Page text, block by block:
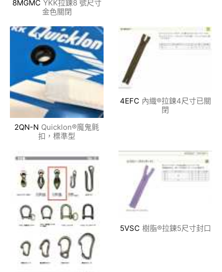
8MGMC YKK拉鍊8 號尺寸
金色關閉
2QN-N Quicklon®魔鬼氈
扣，標準型
4EFC 內織®拉鍊4尺寸已關
閉
5VSC 樹脂®拉鍊5尺寸封口